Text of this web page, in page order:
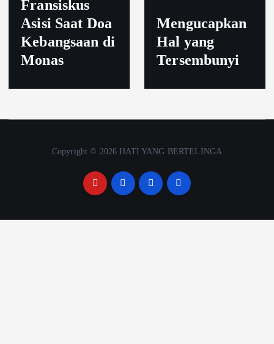
Fransiskus
Asisi Saat Doa
Kebangsaan di
Monas
Mengucapkan
Hal yang
Tersembunyi
Copyright © 2026 HATI YANG BERTELINGA